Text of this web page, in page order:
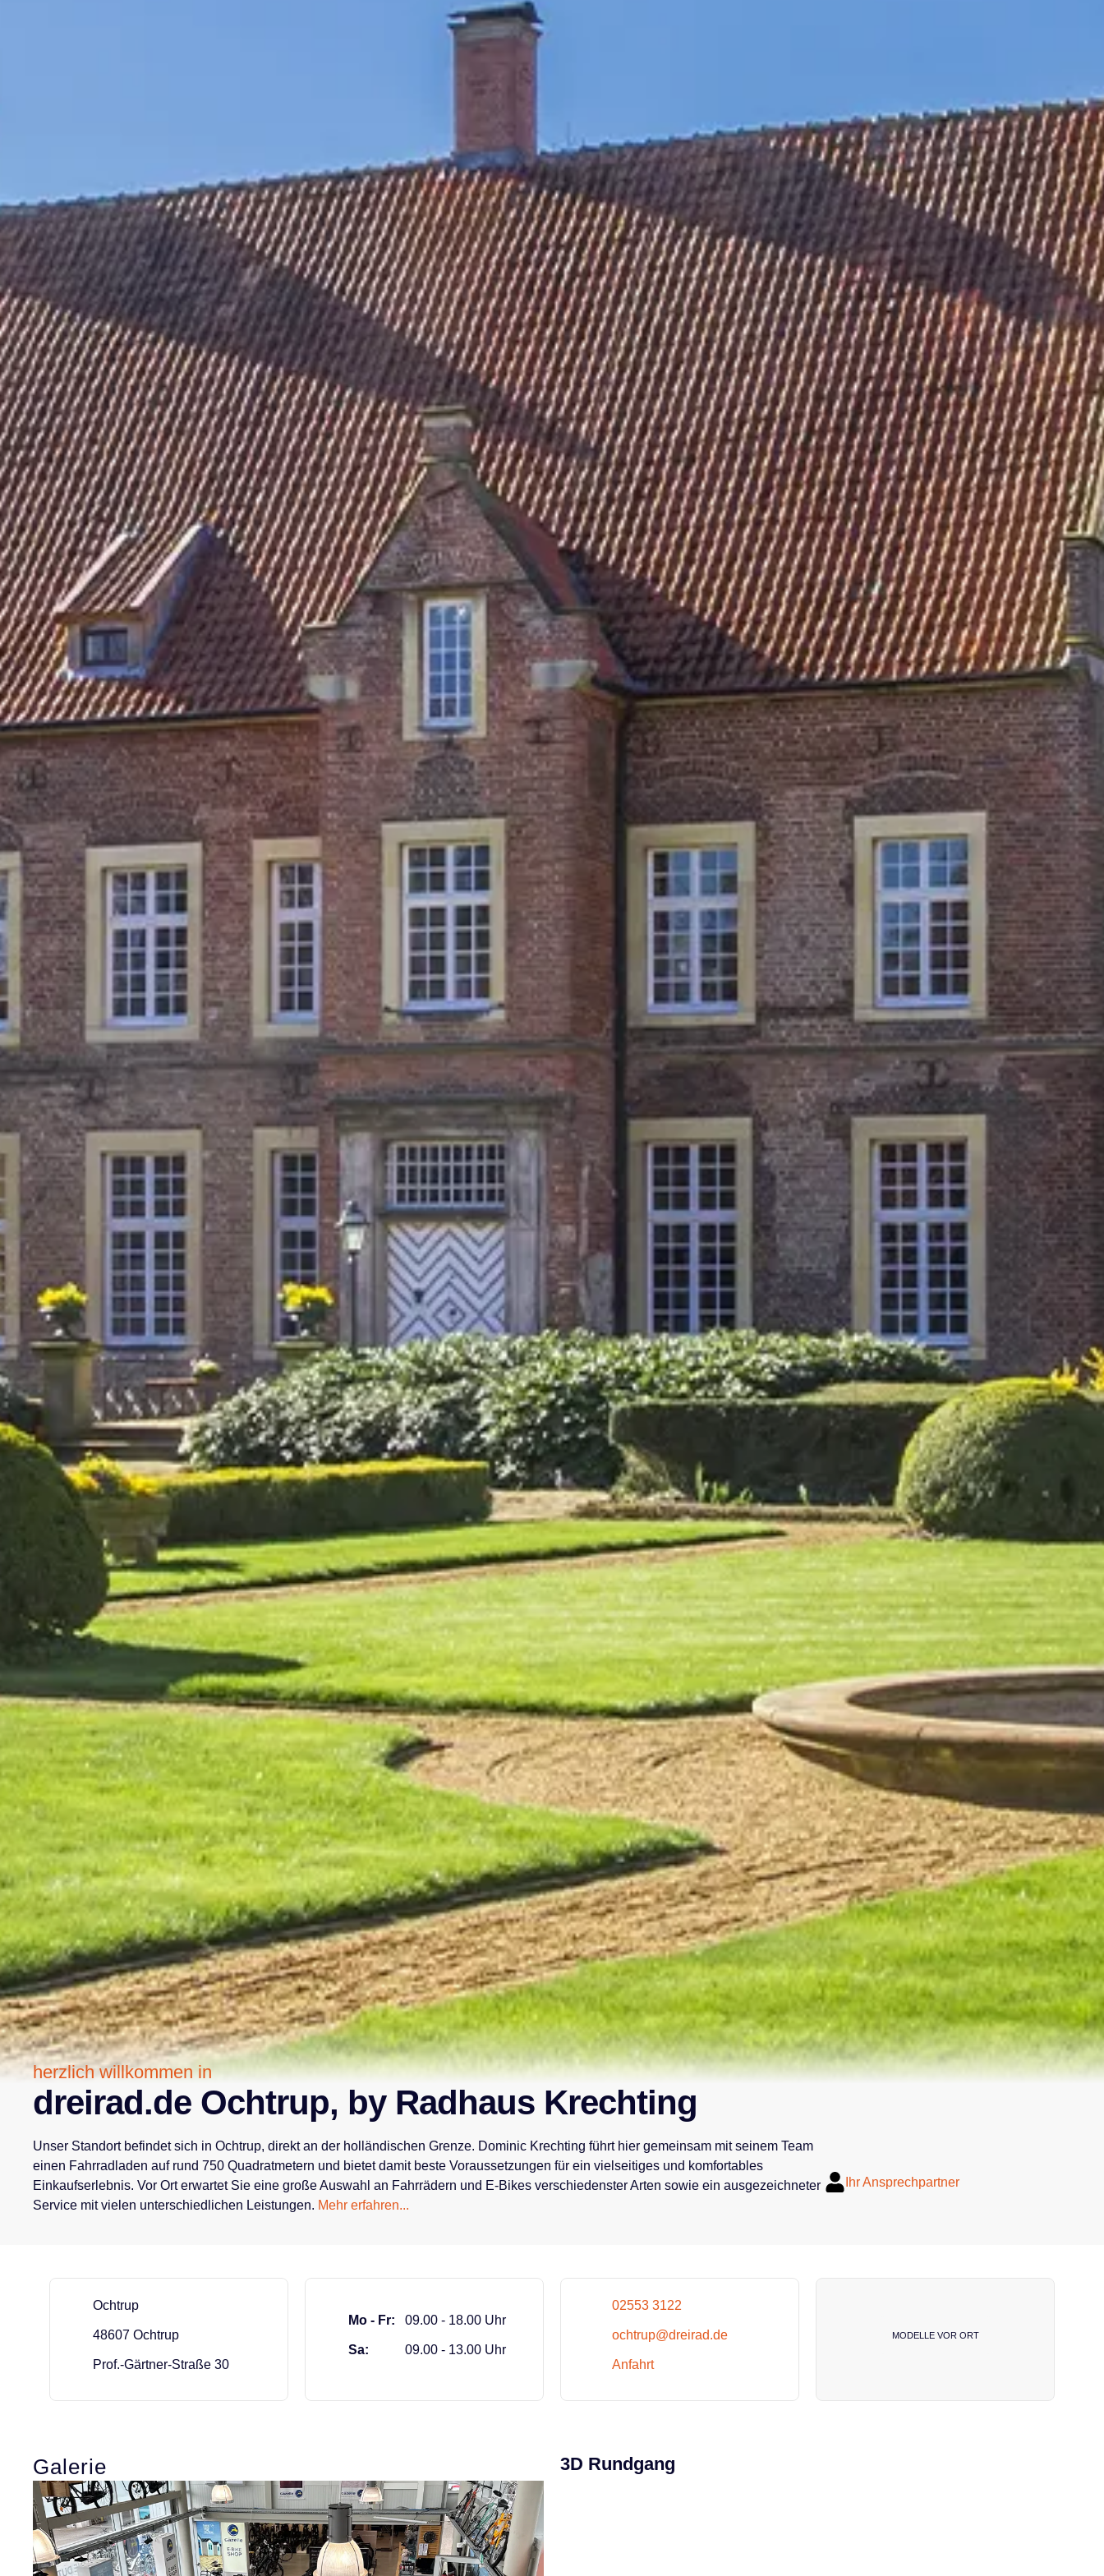
herzlich willkommen in
dreirad.de Ochtrup, by Radhaus Krechting
Unser Standort befindet sich in Ochtrup, direkt an der holländischen Grenze. Dominic Krechting führt hier gemeinsam mit seinem Team
einen Fahrradladen auf rund 750 Quadratmetern und bietet damit beste Voraussetzungen für ein vielseitiges und komfortables
Einkaufserlebnis. Vor Ort erwartet Sie eine große Auswahl an Fahrrädern und E-Bikes verschiedenster Arten sowie ein ausgezeichneter
Service mit vielen unterschiedlichen Leistungen. Mehr erfahren...
Ihr Ansprechpartner
Ochtrup
48607 Ochtrup
Prof.-Gärtner-Straße 30
Mo - Fr: 09.00 - 18.00 Uhr
Sa: 09.00 - 13.00 Uhr
02553 3122
ochtrup@dreirad.de
Anfahrt
MODELLE VOR ORT
Bildergalerie überspringen
3D Rundgang